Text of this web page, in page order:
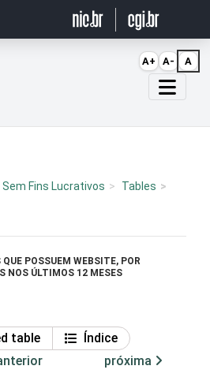
Fins Lucrativos
Tables
POSSUEM WEBSITE, POR
NOS ÚLTIMOS 12 MESES
table
Índice
próxima
A+ A- A